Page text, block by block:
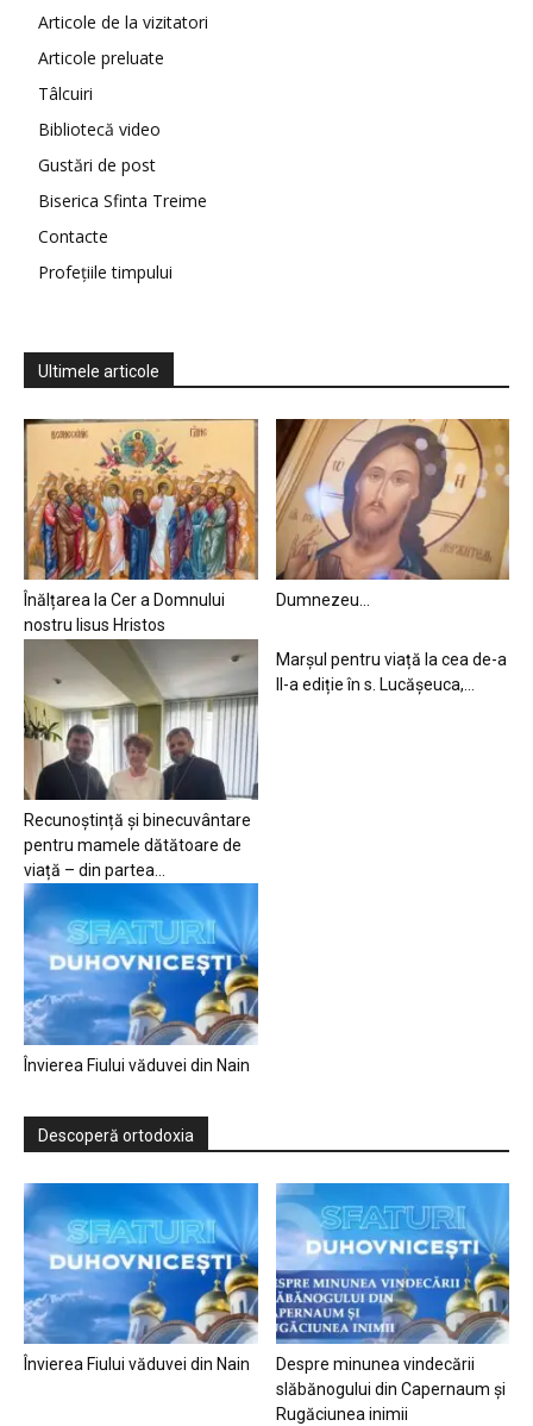
Articole de la vizitatori
Articole preluate
Tâlcuiri
Bibliotecă video
Gustări de post
Biserica Sfinta Treime
Contacte
Profețiile timpului
Ultimele articole
Înălțarea la Cer a Domnului
nostru Iisus Hristos
Dumnezeu…
Recunoștință și binecuvântare
pentru mamele dătătoare de
viață – din partea...
Marșul pentru viață la cea de-a
II-a ediție în s. Lucășeuca,...
Învierea Fiului văduvei din Nain
Descoperă ortodoxia
Învierea Fiului văduvei din Nain
Despre minunea vindecării
slăbănogului din Capernaum și
Rugăciunea inimii